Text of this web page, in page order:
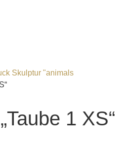
Skulptur "animals
1 XS“